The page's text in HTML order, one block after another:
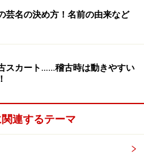
ホールの内、7つの劇場は全
しています。
った本多氏は、映画会社の倒
北沢でスナックの経営を始め
を呼び、氏はいつしか数多く
転身するのですが、30代後半
に戻る事を決意し、若い演劇
ち上がるのです。
芸名の決め方！名前の由来など
スカート……稽古時は動きやすい
連するテーマ